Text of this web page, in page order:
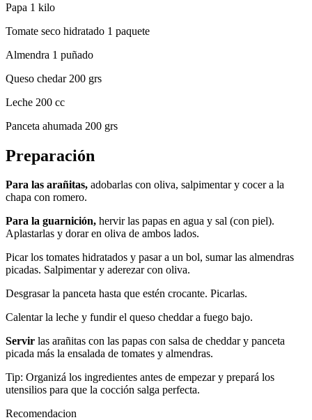
Papa 1 kilo
Tomate seco hidratado 1 paquete
Almendra 1 puñado
Queso chedar 200 grs
Leche 200 cc
Panceta ahumada 200 grs
Preparación
Para las arañitas, adobarlas con oliva, salpimentar y cocer a la
chapa con romero.
Para la guarnición, hervir las papas en agua y sal (con piel).
Aplastarlas y dorar en oliva de ambos lados.
Picar los tomates hidratados y pasar a un bol, sumar las almendras
picadas. Salpimentar y aderezar con oliva.
Desgrasar la panceta hasta que estén crocante. Picarlas.
Calentar la leche y fundir el queso cheddar a fuego bajo.
Servir las arañitas con las papas con salsa de cheddar y panceta
picada más la ensalada de tomates y almendras.
Tip: Organizá los ingredientes antes de empezar y prepará los
utensilios para que la cocción salga perfecta.
Recomendacion